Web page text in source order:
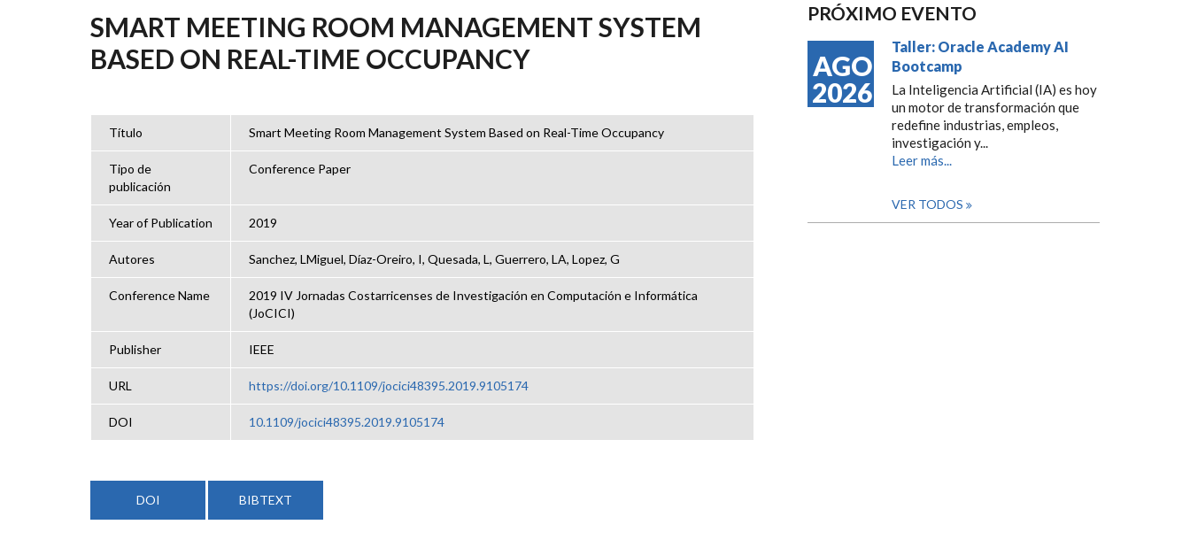
SMART MEETING ROOM MANAGEMENT SYSTEM
BASED ON REAL-TIME OCCUPANCY
Título Smart Meeting Room Management System Based on Real-Time Occupancy
Tipo de
publicación
Conference Paper
Year of Publication 2019
Autores Sanchez, LMiguel, Díaz-Oreiro, I, Quesada, L, Guerrero, LA, Lopez, G
Conference Name
2019 IV Jornadas Costarricenses de Investigación en Computación e Informática
(JoCICI)
Publisher IEEE
URL https://doi.org/10.1109/jocici48395.2019.9105174
DOI 10.1109/jocici48395.2019.9105174
DOI BIBTEXT
PRÓXIMO EVENTO
AGO
2026
Taller: Oracle Academy AI
Bootcamp
La Inteligencia Artificial (IA) es hoy
un motor de transformación que
redefine industrias, empleos,
investigación y...
Leer más...
VER TODOS